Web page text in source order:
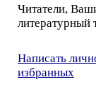
Читатели,
литературный
Написать
избранных